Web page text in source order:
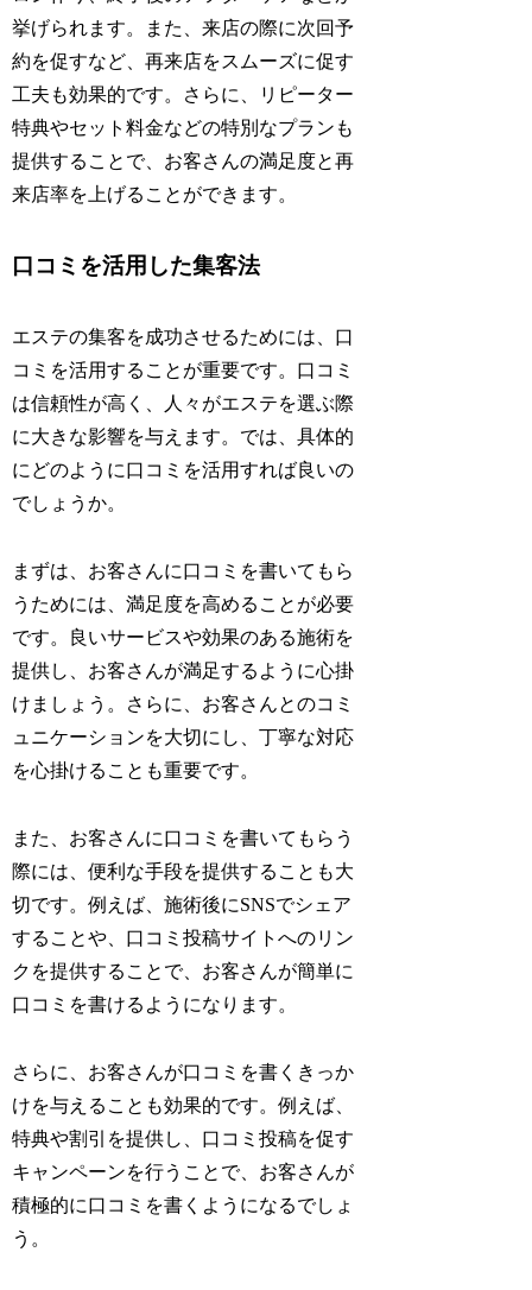
挙げられます。また、来店の際に次回予
約を促すなど、再来店をスムーズに促す
工夫も効果的です。さらに、リピーター
特典やセット料金などの特別なプランも
提供することで、お客さんの満足度と再
来店率を上げることができます。
口コミを活用した集客法
エステの集客を成功させるためには、口
コミを活用することが重要です。口コミ
は信頼性が高く、人々がエステを選ぶ際
に大きな影響を与えます。では、具体的
にどのように口コミを活用すれば良いの
でしょうか。
まずは、お客さんに口コミを書いてもら
うためには、満足度を高めることが必要
です。良いサービスや効果のある施術を
提供し、お客さんが満足するように心掛
けましょう。さらに、お客さんとのコミ
ュニケーションを大切にし、丁寧な対応
を心掛けることも重要です。
また、お客さんに口コミを書いてもらう
際には、便利な手段を提供することも大
切です。例えば、施術後にSNSでシェア
することや、口コミ投稿サイトへのリン
クを提供することで、お客さんが簡単に
口コミを書けるようになります。
さらに、お客さんが口コミを書くきっか
けを与えることも効果的です。例えば、
特典や割引を提供し、口コミ投稿を促す
キャンペーンを行うことで、お客さんが
積極的に口コミを書くようになるでしょ
う。